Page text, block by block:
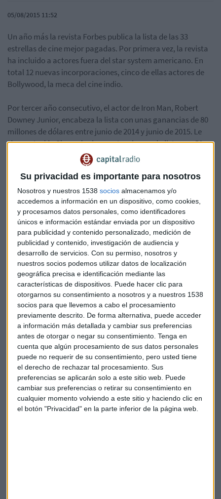
Su privacidad es importante para nosotros
Nosotros y nuestros 1538 socios almacenamos y/o
accedemos a información en un dispositivo, como cookies,
y procesamos datos personales, como identificadores
únicos e información estándar enviada por un dispositivo
para publicidad y contenido personalizado, medición de
publicidad y contenido, investigación de audiencia y
desarrollo de servicios. Con su permiso, nosotros y
nuestros socios podemos utilizar datos de localización
geográfica precisa e identificación mediante las
características de dispositivos. Puede hacer clic para
otorgarnos su consentimiento a nosotros y a nuestros 1538
socios para que llevemos a cabo el procesamiento
previamente descrito. De forma alternativa, puede acceder
a información más detallada y cambiar sus preferencias
antes de otorgar o negar su consentimiento. Tenga en
cuenta que algún procesamiento de sus datos personales
puede no requerir de su consentimiento, pero usted tiene
el derecho de rechazar tal procesamiento. Sus
preferencias se aplicarán solo a este sitio web. Puede
cambiar sus preferencias o retirar su consentimiento en
cualquier momento volviendo a este sitio y haciendo clic en
el botón "Privacidad" en la parte inferior de la página web.
05/08/2015 11:52
Un año más la revista Forbes publica la lista de las 33
estrellas de cine mejor pagadas. Por primera vez, la revista
ha incluido a actores fuera del star system americano. En
total 12 nuevas incorporaciones, cinco de ellas actores de
Bollywood, la meca del cine indio.
Por tercer año consecutivo, el actor de Iron Man, Robert
Downey Junior, encabeza la lista con unas ganancias de 80
millones de dólares entre junio de 2014 y junio de 2015. Le
siguen Jackie Chan, el primer extranjero en la lista con 50
millones de dólares y Vin Diesel, protagonista de la saga Too
Fast Too Furious, con 47.
Will Smith ocupa un “discreto” decimosexto puesto con
unos ingresos de 26 millones de dólares. Otros conocidos
actores como George Clooney o Brad Pitt no entran ni entre
los 20 primeros, ocupando el puesto 27 y 28
respectivamente.
El mercado cinematográfico internacional crece a muy
buen ritmo sobre todo en China, donde entre 2013 y 2014
subió un 34%. Sin embargo, las taquillas en EEUU y Canadá
bajaron un 5%.
Suscríbete a nuestros boletines
Te enviaremos las noticias más importantes del día